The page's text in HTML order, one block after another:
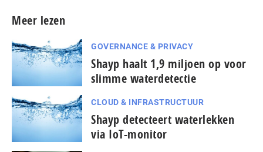
Meer lezen
GOVERNANCE & PRIVACY
Shayp haalt 1,9 miljoen op voor
slimme waterdetectie
CLOUD & INFRASTRUCTUUR
Shayp detecteert waterlekken
via IoT-monitor